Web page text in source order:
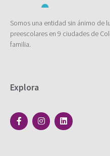
Somos una entidad sin ánimo de
preescolares en 9 ciudades de
familia.
Explora